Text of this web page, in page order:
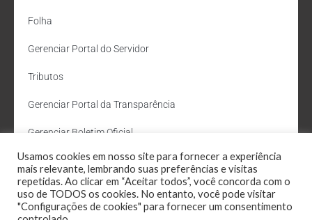
Folha
Gerenciar Portal do Servidor
Tributos
Gerenciar Portal da Transparência
Gerenciar Boletim Oficial
Departamento de Água e Esgoto
Administração Site
Webmail
Usamos cookies em nosso site para fornecer a experiência
mais relevante, lembrando suas preferências e visitas
repetidas. Ao clicar em “Aceitar todos”, você concorda com o
uso de TODOS os cookies. No entanto, você pode visitar
"Configurações de cookies" para fornecer um consentimento